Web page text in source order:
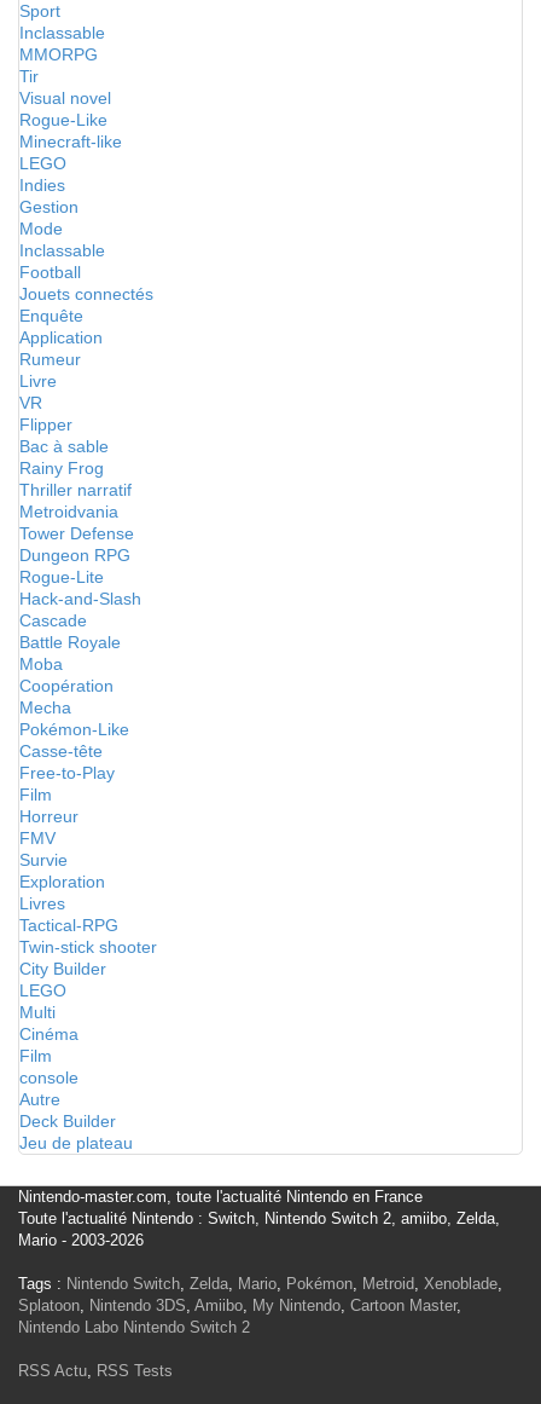
Sport
Inclassable
MMORPG
Tir
Visual novel
Rogue-Like
Minecraft-like
LEGO
Indies
Gestion
Mode
Inclassable
Football
Jouets connectés
Enquête
Application
Rumeur
Livre
VR
Flipper
Bac à sable
Rainy Frog
Thriller narratif
Metroidvania
Tower Defense
Dungeon RPG
Rogue-Lite
Hack-and-Slash
Cascade
Battle Royale
Moba
Coopération
Mecha
Pokémon-Like
Casse-tête
Free-to-Play
Film
Horreur
FMV
Survie
Exploration
Livres
Tactical-RPG
Twin-stick shooter
City Builder
LEGO
Multi
Cinéma
Film
console
Autre
Deck Builder
Jeu de plateau
Nintendo-master.com, toute l'actualité Nintendo en France
Toute l'actualité Nintendo : Switch, Nintendo Switch 2, amiibo, Zelda,
Mario - 2003-2026
Tags : Nintendo Switch, Zelda, Mario, Pokémon, Metroid, Xenoblade,
Splatoon, Nintendo 3DS, Amiibo, My Nintendo, Cartoon Master,
Nintendo Labo Nintendo Switch 2
RSS Actu, RSS Tests